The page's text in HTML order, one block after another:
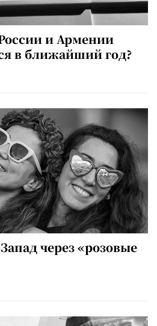
и Армении
в ближайший год?
через «розовые